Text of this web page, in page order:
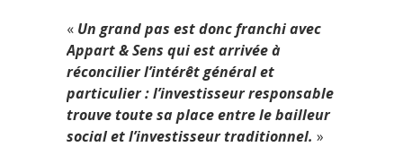
« Un grand pas est donc franchi avec
Appart & Sens qui est arrivée à
réconcilier l’intérêt général et
particulier : l’investisseur responsable
trouve toute sa place entre le bailleur
social et l’investisseur traditionnel. »